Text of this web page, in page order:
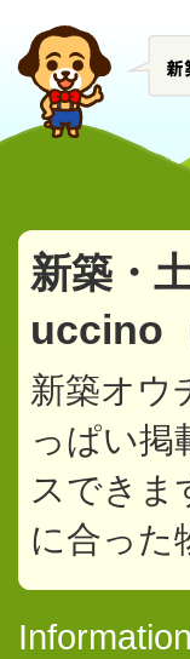
新築・
uccino
新築オウ
っぱい掲
スできま
に合った
Information